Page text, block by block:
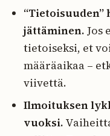
jättäminen. Jos
tietoiseksi, et
määräaikaa –
viivettä.
Ilmoituksen
vuoksi.